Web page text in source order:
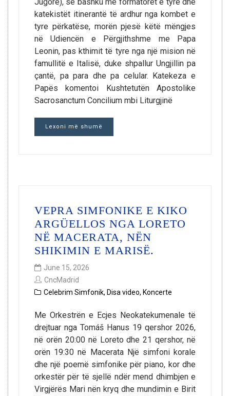
katekistët itinerantë të ardhur nga kombet e
tyre përkatëse, morën pjesë këtë mëngjes
në Udiencën e Përgjithshme me Papa
Leonin, pas kthimit të tyre nga një mision në
famullitë e Italisë, duke shpallur Ungjillin pa
çantë, pa para dhe pa celular. Katekeza e
Papës komentoi Kushtetutën Apostolike
Sacrosanctum Concilium mbi Liturgjinë
Lexoni më shumë
VEPRA SIMFONIKE E KIKO
ARGÜELLOS NGA LORETO
NË MACERATA, NËN
SHIKIMIN E MARISË.
June 15, 2026
CncMadrid
Celebrim Simfonik, Disa video, Koncerte
Me Orkestrën e Ecjes Neokatekumenale të
drejtuar nga Tomáš Hanus 19 qershor 2026,
në orën 20:00 në Loreto dhe 21 qershor, në
orën 19:30 në Macerata Një simfoni korale
dhe një poemë simfonike për piano, kor dhe
orkestër për të sjellë ndër mend dhimbjen e
Virgjërës Mari nën kryq dhe mundimin e Birit